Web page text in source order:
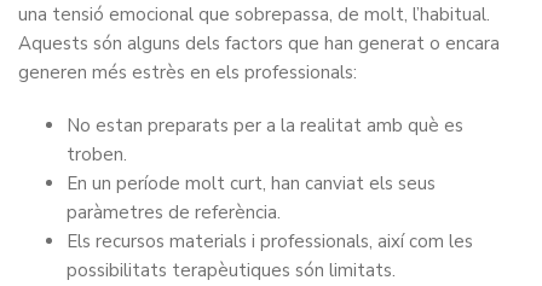
una tensió emocional que sobrepassa, de molt, l’habitual.
Aquests són alguns dels factors que han generat o encara
generen més estrès en els professionals:
No estan preparats per a la realitat amb què es
troben.
En un període molt curt, han canviat els seus
paràmetres de referència.
Els recursos materials i professionals, així com les
possibilitats terapèutiques són limitats.